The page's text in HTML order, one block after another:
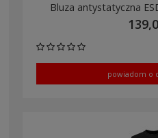
Bluza antystatyczna
powiadom o